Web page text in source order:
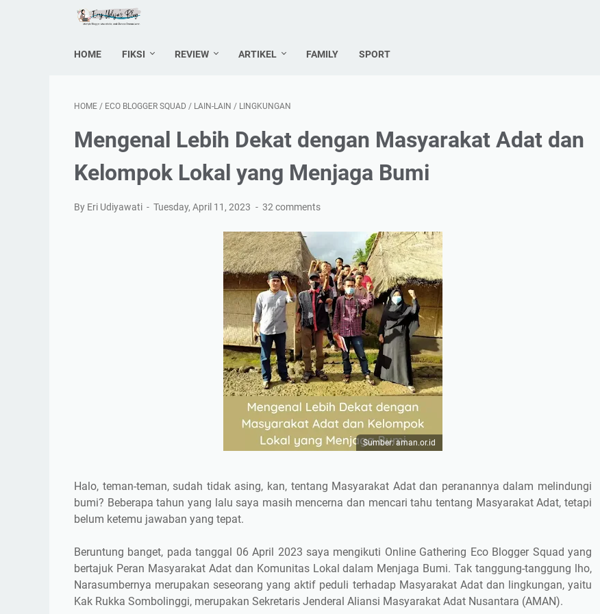
HOME FIKSI REVIEW ARTIKEL FAMILY SPORT
HOME / ECO BLOGGER SQUAD / LAIN-LAIN / LINGKUNGAN
Mengenal Lebih Dekat dengan Masyarakat Adat dan
Kelompok Lokal yang Menjaga Bumi
By Eri Udiyawati Tuesday, April 11, 2023 32 comments
Sumber: aman.or.id
Halo, teman-teman, sudah tidak asing, kan, tentang Masyarakat Adat dan peranannya dalam melindungi
bumi? Beberapa tahun yang lalu saya masih mencerna dan mencari tahu tentang Masyarakat Adat, tetapi
belum ketemu jawaban yang tepat.
Beruntung banget, pada tanggal 06 April 2023 saya mengikuti Online Gathering Eco Blogger Squad yang
bertajuk Peran Masyarakat Adat dan Komunitas Lokal dalam Menjaga Bumi. Tak tanggung-tanggung lho,
Narasumbernya merupakan seseorang yang aktif peduli terhadap Masyarakat Adat dan lingkungan, yaitu
Kak Rukka Sombolinggi, merupakan Sekretaris Jenderal Aliansi Masyarakat Adat Nusantara (AMAN).